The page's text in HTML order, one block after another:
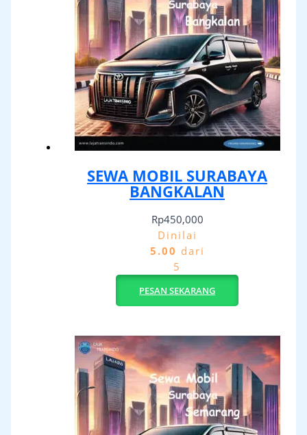
SEWA MOBIL SURABAYA
BANGKALAN
Rp450,000
Dinilai
5.00 dari
5
PESAN SEKARANG